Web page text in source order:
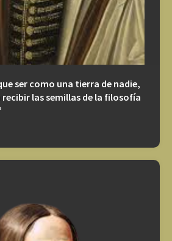
ser como una tierra de nadie,
las semillas de la filosofía